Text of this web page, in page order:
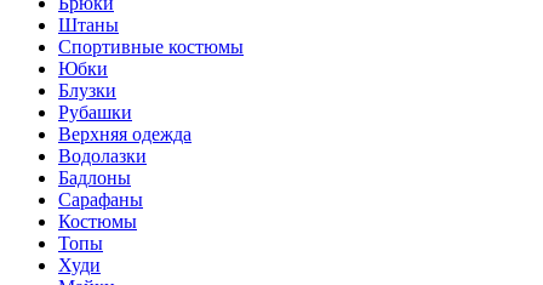
Штаны
Спортивные костюмы
Юбки
Блузки
Рубашки
Верхняя одежда
Водолазки
Бадлоны
Сарафаны
Костюмы
Топы
Худи